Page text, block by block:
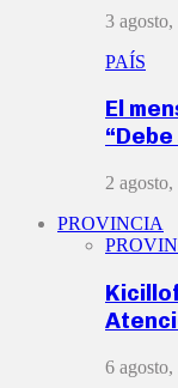
3
PAÍS
El
2
PROVINCIA
6